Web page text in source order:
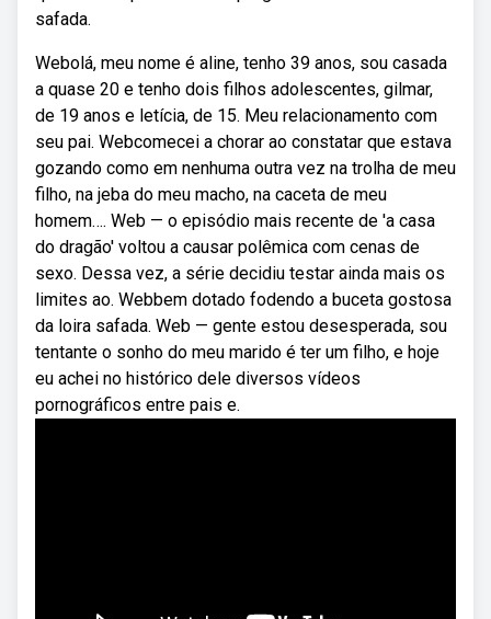
safada.
Webolá, meu nome é aline, tenho 39 anos, sou casada
a quase 20 e tenho dois filhos adolescentes, gilmar,
de 19 anos e letícia, de 15. Meu relacionamento com
seu pai. Webcomecei a chorar ao constatar que estava
gozando como em nenhuma outra vez na trolha de meu
filho, na jeba do meu macho, na caceta de meu
homem…. Web — o episódio mais recente de 'a casa
do dragão' voltou a causar polêmica com cenas de
sexo. Dessa vez, a série decidiu testar ainda mais os
limites ao. Webbem dotado fodendo a buceta gostosa
da loira safada. Web — gente estou desesperada, sou
tentante o sonho do meu marido é ter um filho, e hoje
eu achei no histórico dele diversos vídeos
pornográficos entre pais e.